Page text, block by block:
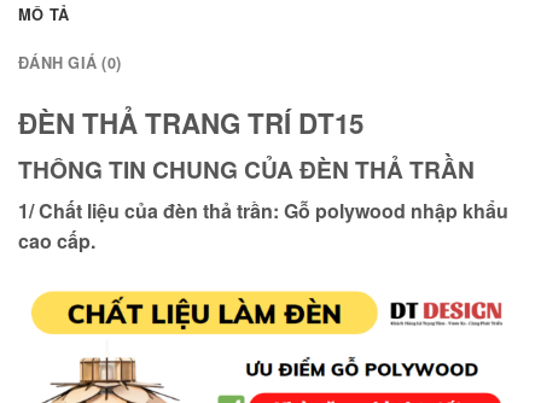
MÔ TẢ
ĐÁNH GIÁ (0)
ĐÈN THẢ TRANG TRÍ DT15
THÔNG TIN CHUNG CỦA ĐÈN THẢ TRẦN
1/ Chất liệu của đèn thả trần: Gỗ polywood nhập khẩu
cao cấp.